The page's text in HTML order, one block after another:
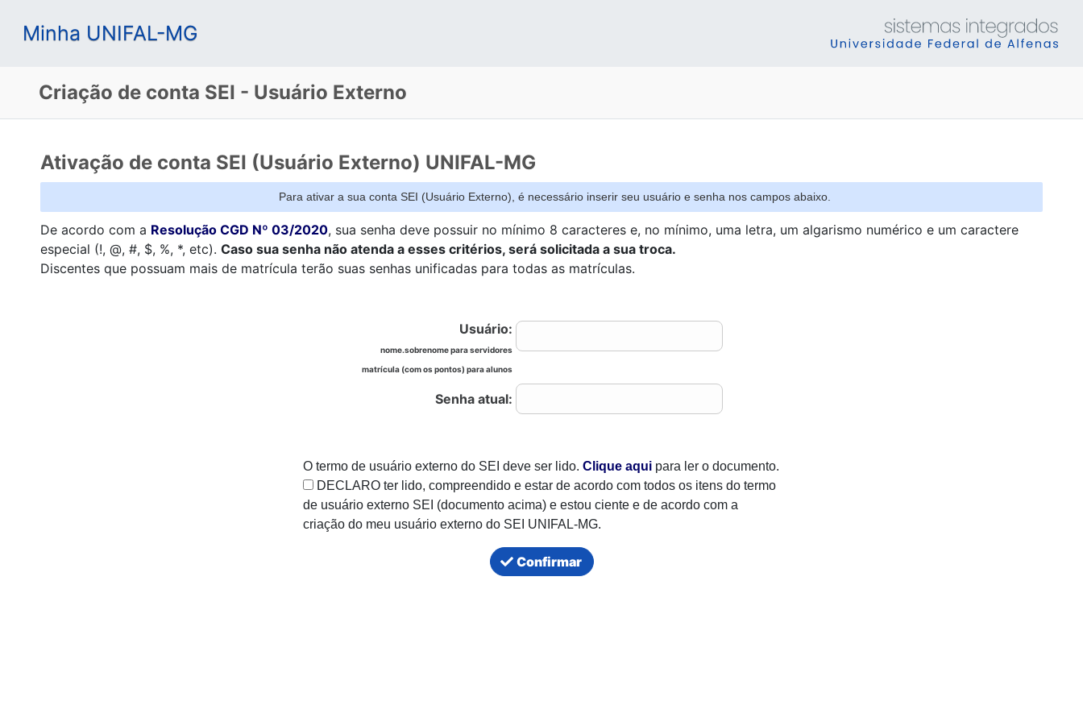
Minha UNIFAL-MG
Criação de conta SEI - Usuário Externo
Ativação de conta SEI (Usuário Externo) UNIFAL-MG
Para ativar a sua conta SEI (Usuário Externo), é necessário inserir seu usuário e senha nos campos abaixo.
De acordo com a Resolução CGD Nº 03/2020, sua senha deve possuir no mínimo 8 caracteres e, no mínimo, uma letra, um algarismo numérico e um caractere
especial (!, @, #, $, %, *, etc). Caso sua senha não atenda a esses critérios, será solicitada a sua troca.
Discentes que possuam mais de matrícula terão suas senhas unificadas para todas as matrículas.
Usuário:
nome.sobrenome para servidores
matrícula (com os pontos) para alunos
Senha atual:
O termo de usuário externo do SEI deve ser lido. Clique aqui para ler o documento.
DECLARO ter lido, compreendido e estar de acordo com todos os itens do termo
de usuário externo SEI (documento acima) e estou ciente e de acordo com a
criação do meu usuário externo do SEI UNIFAL-MG.
Confirmar